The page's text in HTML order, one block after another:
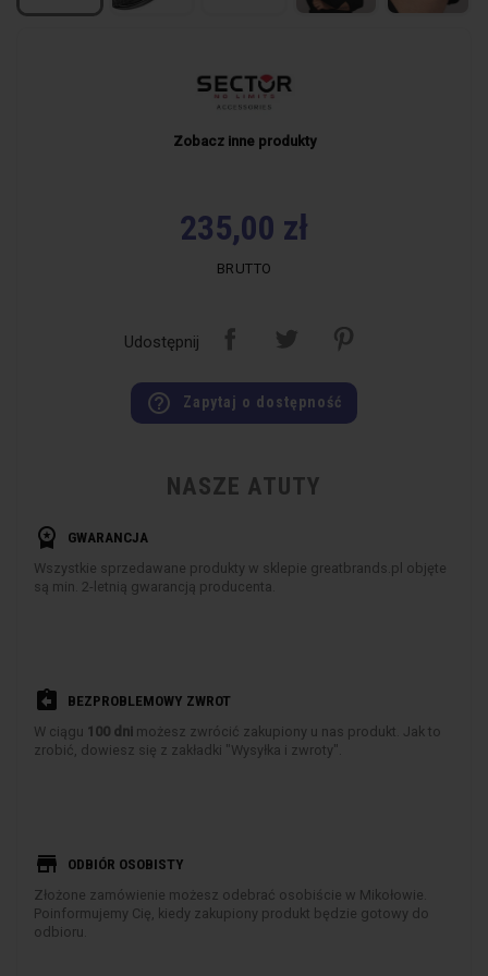
Zobacz inne produkty
235,00 zł
BRUTTO
Udostępnij
help_outline Zapytaj o dostępność
NASZE ATUTY
workspace_premium GWARANCJA
Wszystkie sprzedawane produkty w sklepie greatbrands.pl objęte
są min. 2-letnią gwarancją producenta.
assignment_return BEZPROBLEMOWY ZWROT
W ciągu 100 dni możesz zwrócić zakupiony u nas produkt. Jak to
zrobić, dowiesz się z zakładki "Wysyłka i zwroty".
store ODBIÓR OSOBISTY
Złożone zamówienie możesz odebrać osobiście w Mikołowie.
Poinformujemy Cię, kiedy zakupiony produkt będzie gotowy do
odbioru.